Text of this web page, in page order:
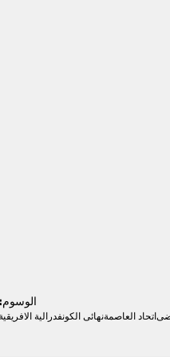
اتحاد العاصمةنهائى الكونفدرالية